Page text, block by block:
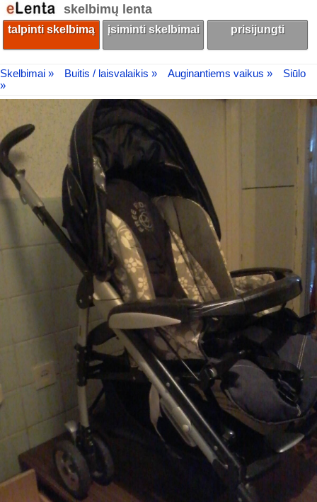
skelbimų lenta
talpinti skelbimą įsiminti skelbimai prisijungti
Skelbimai » Buitis / laisvalaikis » Auginantiems vaikus »
Siūlo
»